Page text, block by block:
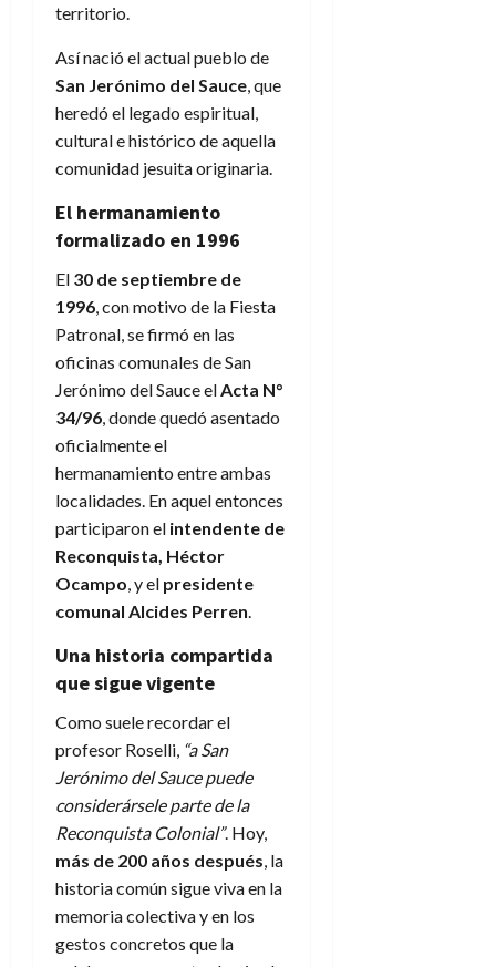
territorio.
Así nació el actual pueblo de
San Jerónimo del Sauce , que
heredó el legado espiritual,
cultural e histórico de aquella
comunidad jesuita originaria.
El hermanamiento
formalizado en 1996
El 30 de septiembre de
1996 , con motivo de la Fiesta
Patronal, se firmó en las
oficinas comunales de San
Jerónimo del Sauce el Acta N°
34/96 , donde quedó asentado
oficialmente el
hermanamiento entre ambas
localidades. En aquel entonces
participaron el intendente de
Reconquista, Héctor
Ocampo , y el presidente
comunal Alcides Perren
Una historia compartida
que sigue vigente
Como suele recordar el
profesor Roselli, “a San
Jerónimo del Sauce puede
considerársele parte de la
Reconquista Colonial”. Hoy,
más de 200 años después , la
historia común sigue viva en la
memoria colectiva y en los
gestos concretos que la